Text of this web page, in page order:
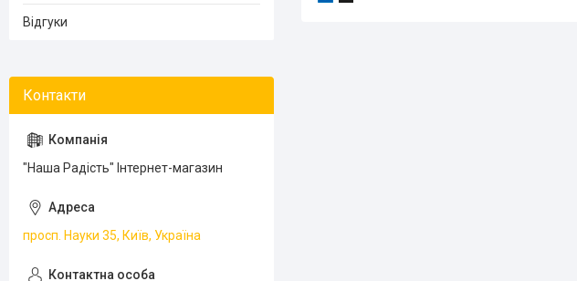
Відгуки
"Наша Радість" Інтернет-магазин
просп. Науки 35, Київ, Україна